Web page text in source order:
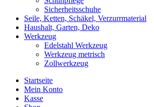
Sicherheitsschuhe
Seile, Ketten, Schäkel, Verzurrmaterial
Haushalt, Garten, Deko
Werkzeug
Edelstahl Werkzeug
Werkzeug metrisch
Zollwerkzeug
Startseite
Mein Konto
Kasse